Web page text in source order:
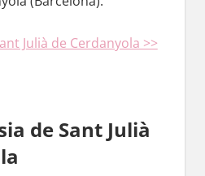
Julià dе Cerdanyola >>
dе Sant Julià